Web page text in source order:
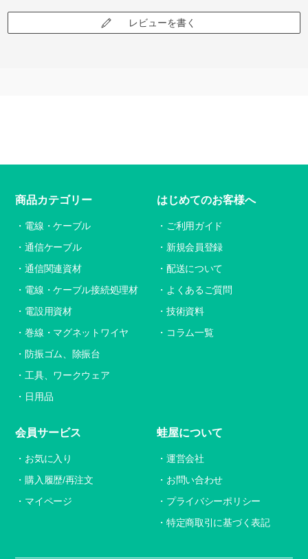
レビューを書く
商品カテゴリー
電線・ケーブル
通信ケーブル
通信関連資材
電線・ケーブル接続処理材
電設用資材
巻線・マグネットワイヤ
防振ゴム、除振台
工具、ワークウェア
日用品
はじめてのお客様へ
ご利用ガイド
新規会員登録
配送について
よくあるご質問
技術資料
コラム一覧
会員サービス
お気に入り
購入履歴/再注文
マイページ
蛙屋について
運営会社
お問い合わせ
プライバシーポリシー
特定商取引に基づく表記